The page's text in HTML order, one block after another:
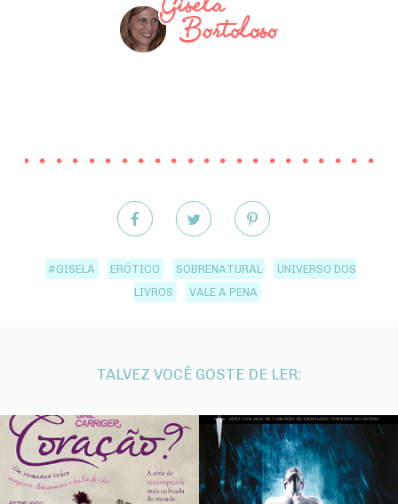
#GISELA ERÓTICO SOBRENATURAL
UNIVERSO DOS
LIVROS
VALE A PENA
TALVEZ VOCÊ GOSTE DE LER: